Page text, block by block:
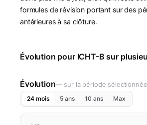
formules de révision portant sur des
antérieures à sa clôture.
Évolution pour ICHT-B sur
Évolution— sur la période sélectionnée
24 mois 5 ans 10 ans Max